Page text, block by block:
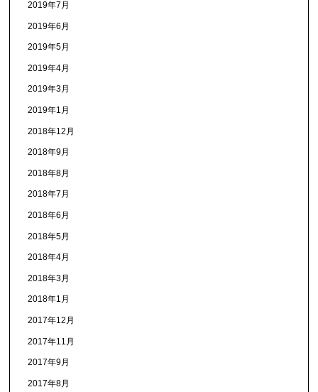
2019年7月
2019年6月
2019年5月
2019年4月
2019年3月
2019年1月
2018年12月
2018年9月
2018年8月
2018年7月
2018年6月
2018年5月
2018年4月
2018年3月
2018年1月
2017年12月
2017年11月
2017年9月
2017年8月